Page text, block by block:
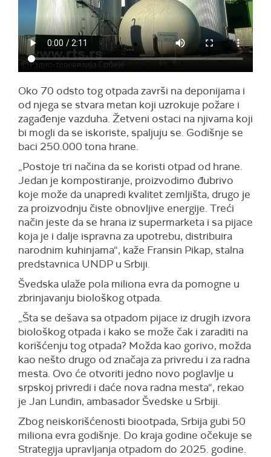
Oko 70 odsto tog otpada završi na deponijama i
od njega se stvara metan koji uzrokuje požare i
zagađenje vazduha. Žetveni ostaci na njivama koji
bi mogli da se iskoriste, spaljuju se. Godišnje se
baci 250.000 tona hrane.
„Postoje tri načina da se koristi otpad od hrane.
Jedan je kompostiranje, proizvodimo đubrivo
koje može da unapredi kvalitet zemljišta, drugo je
za proizvodnju čiste obnovljive energije. Treći
način jeste da se hrana iz supermarketa i sa pijace
koja je i dalje ispravna za upotrebu, distribuira
narodnim kuhinjama“, kaže Fransin Pikap, stalna
predstavnica UNDP u Srbiji.
Švedska ulaže pola miliona evra da pomogne u
zbrinjavanju biološkog otpada.
„Šta se dešava sa otpadom pijace iz drugih izvora
biološkog otpada i kako se može čak i zaraditi na
korišćenju tog otpada? Možda kao gorivo, možda
kao nešto drugo od značaja za privredu i za radna
mesta. Ovo će otvoriti jedno novo poglavlje u
srpskoj privredi i daće nova radna mesta“, rekao
je Jan Lundin, ambasador Švedske u Srbiji.
Zbog neiskorišćenosti biootpada, Srbija gubi 50
miliona evra godišnje. Do kraja godine očekuje se
Strategija upravljanja otpadom do 2025. godine.